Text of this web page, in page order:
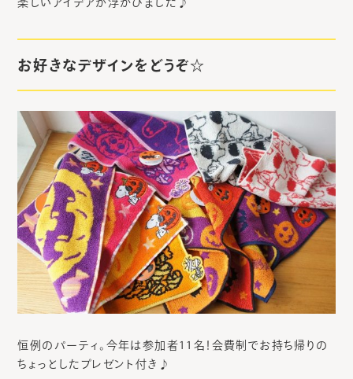
楽しいアイデアが浮かびました♪
お好きなデザインをどうぞ☆
恒例のパーティ。今年は参加者11名！会費制でお持ち帰りの
ちょっとしたプレゼント付き♪